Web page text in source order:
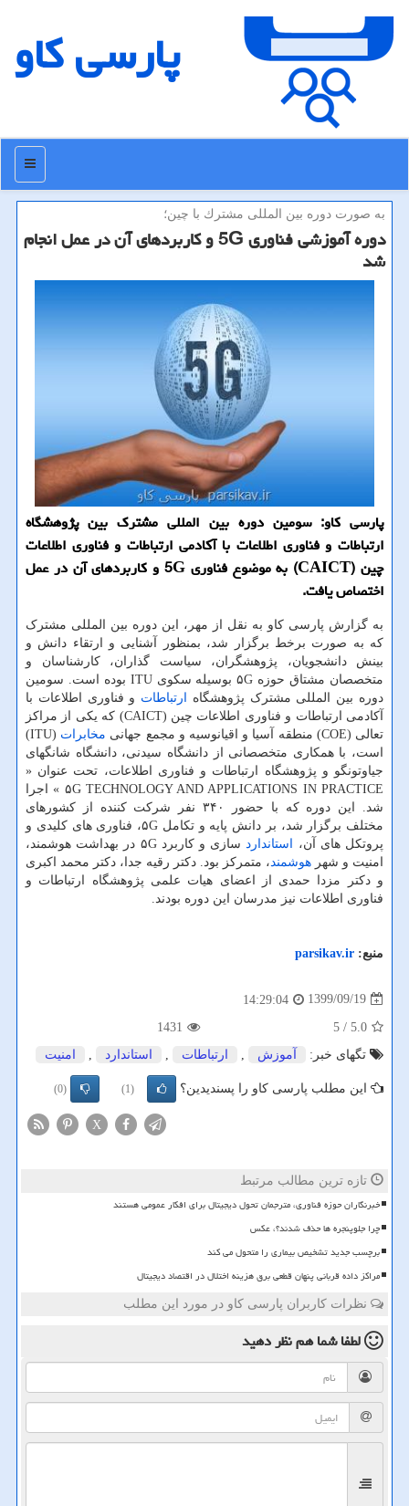
پارسی كاو
منو
به صورت دوره بین المللی مشترك با چین؛
دوره آموزشی فناوری 5G و كاربردهای آن در عمل انجام
شد
پارسی کاو: سومین دوره بین المللی مشترک بین پژوهشگاه
ارتباطات و فناوری اطلاعات با آکادمی ارتباطات و فناوری اطلاعات
چین (CAICT) به موضوع فناوری 5G و کاربردهای آن در عمل
اختصاص یافت.
به گزارش پارسی کاو به نقل از مهر، این دوره بین المللی مشترک
که به صورت برخط برگزار شد، بمنظور آشنایی و ارتقاء دانش و
بینش دانشجویان، پژوهشگران، سیاست گذاران، کارشناسان و
متخصصان مشتاق حوزه ۵G بوسیله سکوی ITU بوده است. سومین
دوره بین المللی مشترک پژوهشگاه
ارتباطات و فناوری اطلاعات با
آکادمی ارتباطات و فناوری اطلاعات چین (CAICT) که یکی از مراکز
تعالی (COE) منطقه آسیا و اقیانوسیه و مجمع جهانی
مخابرات
(ITU)
است، با همکاری متخصصانی از دانشگاه سیدنی، دانشگاه شانگهای
جیاوتونگو و پژوهشگاه ارتباطات و فناوری اطلاعات، تحت عنوان «
۵G TECHNOLOGY AND APPLICATIONS IN PRACTICE » اجرا
شد. این دوره که با حضور ۳۴۰ نفر شرکت کننده از کشورهای
مختلف برگزار شد، بر دانش پایه و تکامل ۵G، فناوری های کلیدی و
پروتکل های آن،
استاندارد
سازی و کاربرد ۵G در بهداشت هوشمند،
امنیت و شهر هوشمند، متمرکز بود. دکتر رقیه جدا، دکتر محمد اکبری
و دکتر مزدا حمدی از اعضای هیات علمی پژوهشگاه ارتباطات و
فناوری اطلاعات نیز مدرسان این دوره بودند.
منبع: parsikav.ir
1399/09/19
14:29:04
5.0
/ 5
1431
تگهای خبر:
آموزش , ارتباطات , استاندارد , امنیت
این مطلب پارسی کاو را پسندیدین؟ (1)
(0)
X
تازه ترین مطالب مرتبط
خبرنگاران حوزه فناوری، مترجمان تحول دیجیتال برای افکار عمومی هستند
چرا جلوپنجره ها حذف شدند؟، عکس
برچسب جدید تشخیص بیماری را متحول می کند
مراکز داده قربانی پنهان قطعی برق هزینه اختلال در اقتصاد دیجیتال
نظرات کاربران پارسی کاو در مورد این مطلب
لطفا شما همنظر دهید